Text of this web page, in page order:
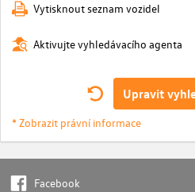
Vytisknout seznam vozidel
Aktivujte vyhledávacího agenta
Upravit
* Zobrazit právní informace
Facebook